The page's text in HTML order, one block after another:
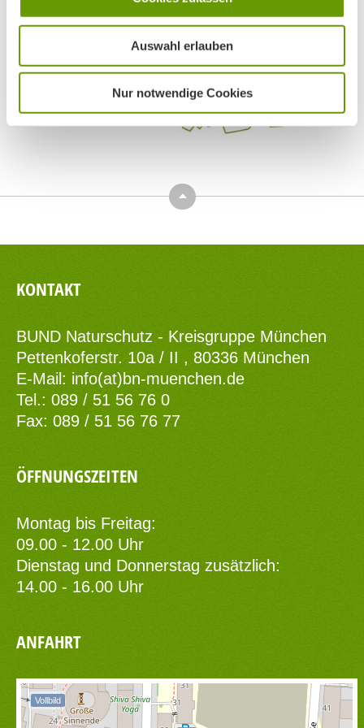
Auswahl erlauben
Nur notwendige Cookies
Top
KONTAKT
BUND Naturschutz - Kreisgruppe München
Pettenkoferstr. 10a / II , 80336 München
E-Mail: info(at)bn-muenchen.de
Tel.: 089 / 51 56 76 0
Fax: 089 / 51 56 76 77
ÖFFNUNGSZEITEN
Montag bis Freitag:
09.00 - 12.00 Uhr
Dienstag und Donnerstag zusätzlich:
14.00 - 16.00 Uhr
ANFAHRT
Vollbild